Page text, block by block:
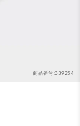
商品番号:339254